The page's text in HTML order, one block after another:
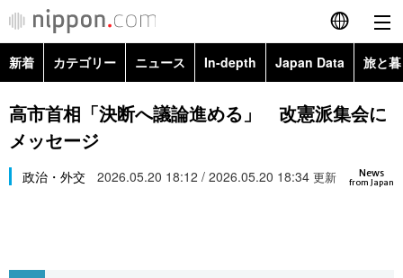
English
简体字
カテゴリー
新着 カテゴリー ニュース In-depth Japan Data 旅と
政治・外交
経済・ビジネス
Topics
高市首相「決断へ議論進める」 改憲派集会に
メッセージ
News
from Japan
政治・外交 2026.05.20 18:12 / 2026.05.20 18:34 更新